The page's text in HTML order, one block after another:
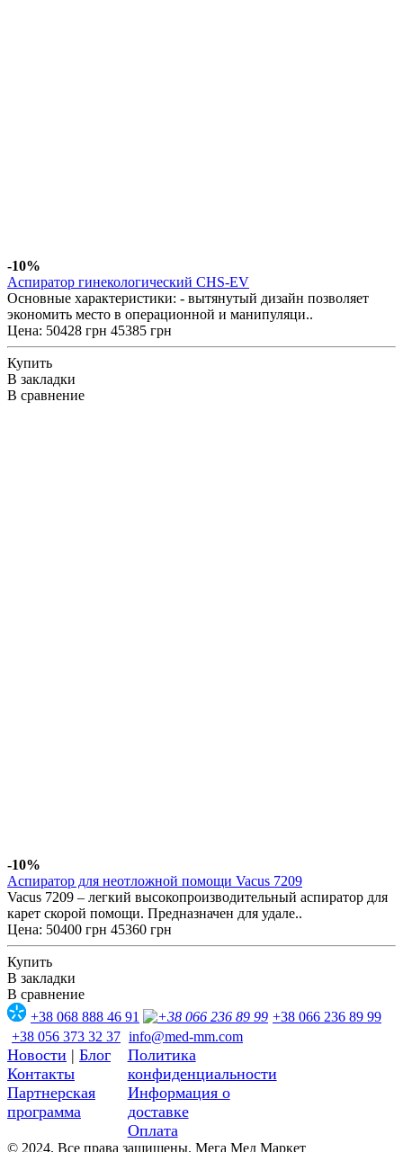
-10%
Аспиратор гинекологический СHS-EV
Основные характеристики: - вытянутый дизайн позволяет
экономить место в операционной и манипуляци..
Цена: 50428 грн 45385 грн
Купить
В закладки
В сравнение
-10%
Аспиратор для неотложной помощи Vacus 7209
Vacus 7209 – легкий высокопроизводительный аспиратор для
карет скорой помощи. Предназначен для удале..
Цена: 50400 грн 45360 грн
Купить
В закладки
В сравнение
+38 068 888 46 91
+38 066 236 89 99
+38 056 373 32 37 info@med-mm.com
Новости | Блог
Контакты
Партнерская
программа
Политика
конфиденциальности
Информация о
доставке
Оплата
© 2024. Все права защищены. Мега Мед Маркет